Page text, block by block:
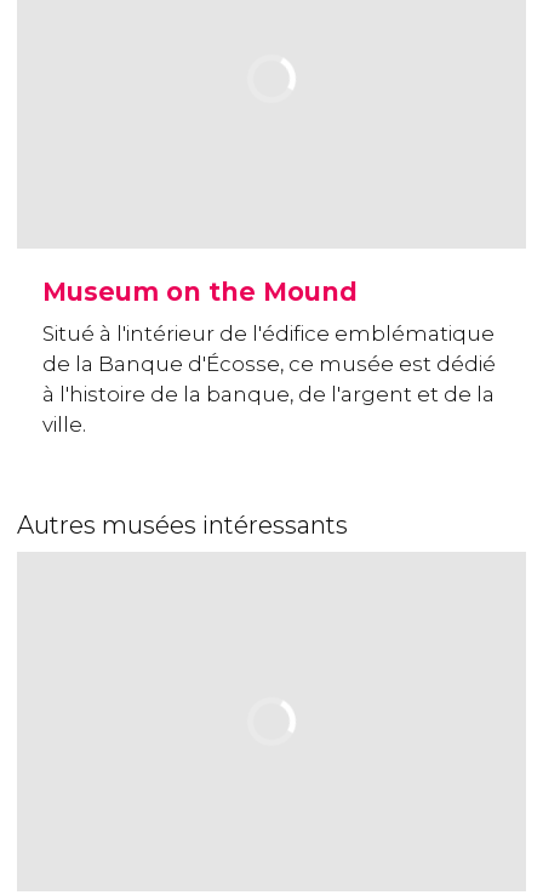
Museum on the Mound
Situé à l'intérieur de l'édifice emblématique
de la Banque d'Écosse, ce musée est dédié
à l'histoire de la banque, de l'argent et de la
ville.
Autres musées intéressants